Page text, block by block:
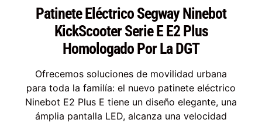
Patinete Eléctrico Segway Ninebot
KickScooter Serie E E2 Plus
Homologado Por La DGT
Ofrecemos soluciones de movilidad urbana
para toda la familía: el nuevo patinete eléctrico
Ninebot E2 Plus E tiene un diseño elegante, una
ámplia pantalla LED, alcanza una velocidad